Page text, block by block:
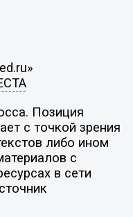
Позиция
с точкой зрения
либо ином
с
в сети